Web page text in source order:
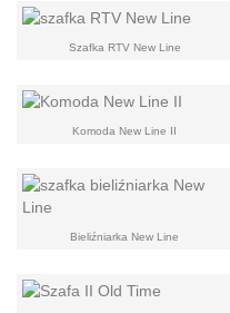
Szafka RTV New Line
Komoda New Line II
Bieliźniarka New Line